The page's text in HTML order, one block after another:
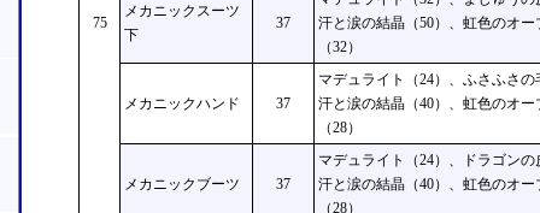
75
メカニックスーツ
下
37
汗と涙の結晶（50）、虹色のオ
（32）
メカニックハンド 37
マデュライト（24）、ふさふさの
汗と涙の結晶（40）、虹色のオ
（28）
メカニックブーツ 37
マデュライト（24）、ドラゴンの
汗と涙の結晶（40）、虹色のオ
（28）